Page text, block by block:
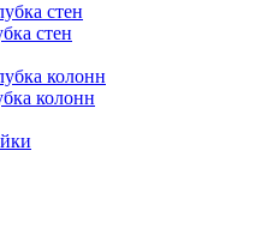
стен
стен
колонн
колонн